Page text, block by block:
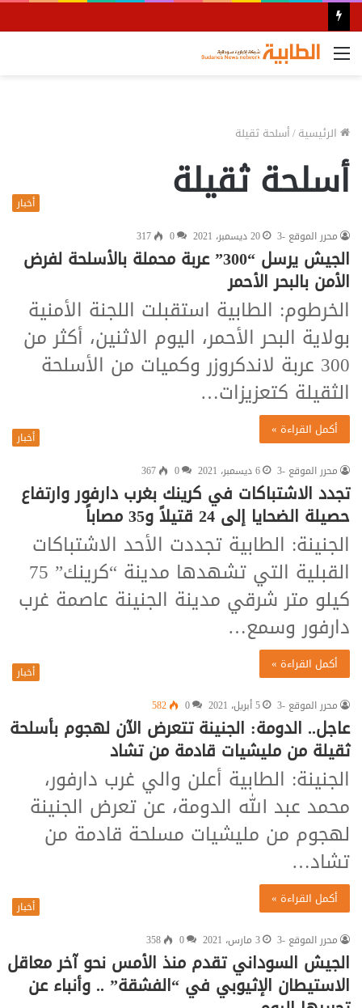
القائمة
الرئيسية/أسلحة ثقيلة
أسلحة ثقيلة
أخبار
محرر الموقع -3
20 ديسمبر، 2021 0
317
الجيش يرسل “300” عربة محملة بالأسلحة لفرض
الأمن بالبحر الأحمر
الخرطوم: الطابية استقبلت اللجنة الأمنية
بولاية البحر الأحمر، اليوم الاثنين، أكثر من
300 عربة لاندكروزر وكميات من الأسلحة
الثقيلة كتعزيزات…
أكمل القراءة »
أخبار
محرر الموقع -3
6 ديسمبر، 2021 0
367
تجدد الاشتباكات في كرينك بغرب دارفور وارتفاع
حصيلة الضحايا إلى 24 قتيلاً و35 مصاباً
الجنينة: الطابية تجددت الأحد الاشتباكات
القبلية التي تشهدها مدينة “كرينك” 75
كيلو متر شرقي مدينة الجنينة عاصمة غرب
دارفور وسمع…
أكمل القراءة »
أخبار
محرر الموقع -3
5 أبريل، 2021 0
582
عاجل.. الدومة: الجنينة تتعرض الآن لهجوم بأسلحة
ثقيلة من مليشيات قادمة من تشاد
الجنينة: الطابية أعلن والي غرب دارفور،
محمد عبد الله الدومة، عن تعرض الجنينة
لهجوم من مليشيات مسلحة قادمة من
تشاد…
أكمل القراءة »
أخبار
محرر الموقع -3
3 مارس، 2021 0
358
الجيش السوداني تقدم منذ الأمس نحو آخر معاقل
الاستيطان الإثيوبي في “الفشقة” .. وأنباء عن